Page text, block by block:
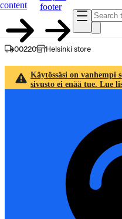
content
footer
00220 Helsinki store
Käytössäsi on vanhempi
sivusto ei enää tue. Lue